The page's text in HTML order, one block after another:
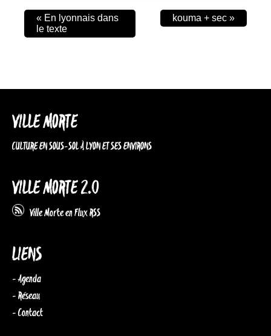
« En lyonnais dans
le texte
kouma + sec »
VILLE MORTE
CULTURE EN SOUS-SOL À LYON ET SES ENVIRONS
VILLE MORTE 2.0
Ville Morte en Flux RSS
LIENS
- Agenda
- Réseau
- Contact